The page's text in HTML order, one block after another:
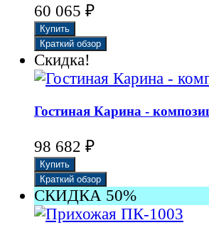
60 065 ₽
Скидка!
Гостиная Карина -
98 682 ₽
СКИДКА 50%